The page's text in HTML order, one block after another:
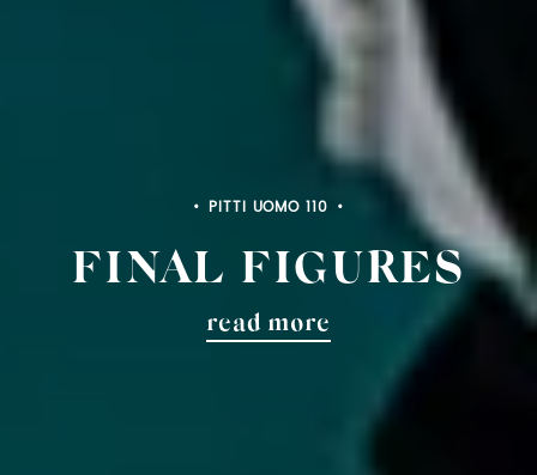
PITTI BIMBO 103
FINAL FIGURES
read more